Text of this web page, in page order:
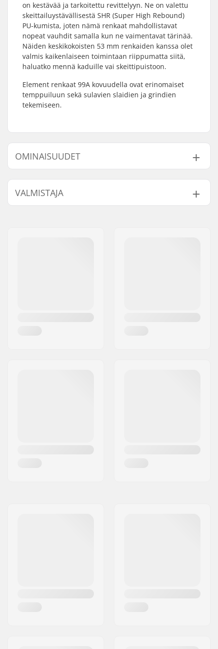
on kestävää ja tarkoitettu revittelyyn. Ne on valettu
skeittailuystävällisestä SHR (Super High Rebound)
PU-kumista, joten nämä renkaat mahdollistavat
nopeat vauhdit samalla kun ne vaimentavat tärinää.
Näiden keskikokoisten 53 mm renkaiden kanssa olet
valmis kaikenlaiseen toimintaan riippumatta siitä,
haluatko mennä kaduille vai skeittipuistoon.
Element renkaat 99A kovuudella ovat erinomaiset
temppuiluun sekä sulavien slaidien ja grindien
tekemiseen.
OMINAISUUDET
Renkaan halkaisija:
53mm
Laakerit:
Renkaan kovuus:
99A
VALMISTAJA